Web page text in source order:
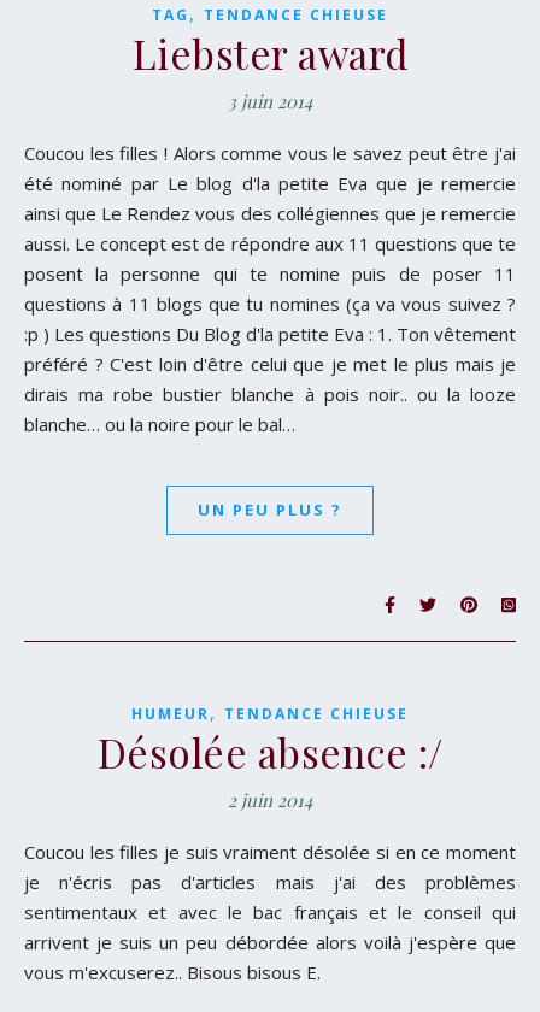
TAG , TENDANCE CHIEUSE
Liebster award
3 juin 2014
Coucou les filles ! Alors comme vous le savez peut être j'ai
été nominé par Le blog d'la petite Eva que je remercie
ainsi que Le Rendez vous des collégiennes que je remercie
aussi. Le concept est de répondre aux 11 questions que te
posent la personne qui te nomine puis de poser 11
questions à 11 blogs que tu nomines (ça va vous suivez ?
:p ) Les questions Du Blog d'la petite Eva : 1. Ton vêtement
préféré ? C'est loin d'être celui que je met le plus mais je
dirais ma robe bustier blanche à pois noir.. ou la looze
blanche… ou la noire pour le bal…
UN PEU PLUS ?
HUMEUR, TENDANCE CHIEUSE
Désolée absence :/
2 juin 2014
Coucou les filles je suis vraiment désolée si en ce moment
je n'écris pas d'articles mais j'ai des problèmes
sentimentaux et avec le bac français et le conseil qui
arrivent je suis un peu débordée alors voilà j'espère que
vous m'excuserez.. Bisous bisous E.